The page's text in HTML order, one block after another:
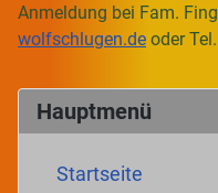
Hauptmenü
Startseite
Anmeldung bei Fam.
wolfschlugen.de oder